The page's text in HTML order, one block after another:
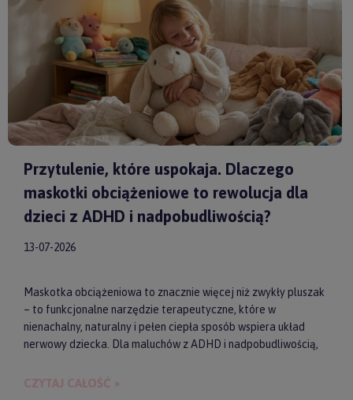
Przytulenie, które uspokaja. Dlaczego
maskotki obciążeniowe to rewolucja dla
dzieci z ADHD i nadpobudliwością?
13-07-2026
Maskotka obciążeniowa to znacznie więcej niż zwykły pluszak
– to funkcjonalne narzędzie terapeutyczne, które w
nienachalny, naturalny i pełen ciepła sposób wspiera układ
nerwowy dziecka. Dla maluchów z ADHD i nadpobudliwością,
dociążony przyjaciel może stać się kluczem do upragnionego
CZYTAJ CAŁOŚĆ »